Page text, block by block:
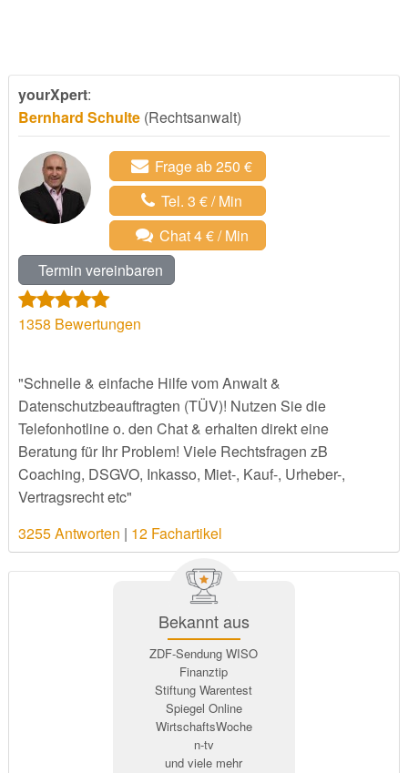
yourXpert:
Bernhard Schulte(Rechtsanwalt)
Frage ab 250 €
Tel. 3 € / Min
Chat 4 € / Min
Termin vereinbaren
1358 Bewertungen
"Schnelle & einfache Hilfe vom Anwalt &
Datenschutzbeauftragten (TÜV)! Nutzen Sie die
Telefonhotline o. den Chat & erhalten direkt eine
Beratung für Ihr Problem! Viele Rechtsfragen zB
Coaching, DSGVO, Inkasso, Miet-, Kauf-, Urheber-,
Vertragsrecht etc"
3255 Antworten | 12 Fachartikel
Bekannt aus
ZDF-Sendung WISO
Finanztip
Stiftung Warentest
Spiegel Online
WirtschaftsWoche
n-tv
und viele mehr